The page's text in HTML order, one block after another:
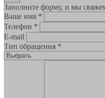
Заполните форму, и мы
Ваше имя *
Телефон *
E-mail
Тип обращения *